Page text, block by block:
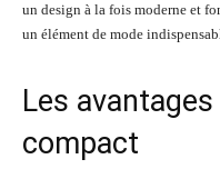
un design à la fois moderne et
un élément de mode
Les
compact